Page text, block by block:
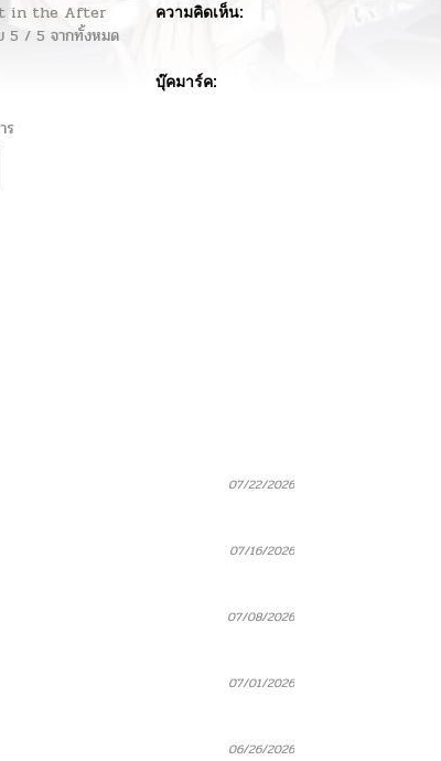
in the After
5 / 5 จากทั้งหมด
ความคิดเห็น:
บุ๊คมาร์ค:
ร
07/22/2026
07/16/2026
07/08/2026
07/01/2026
06/26/2026